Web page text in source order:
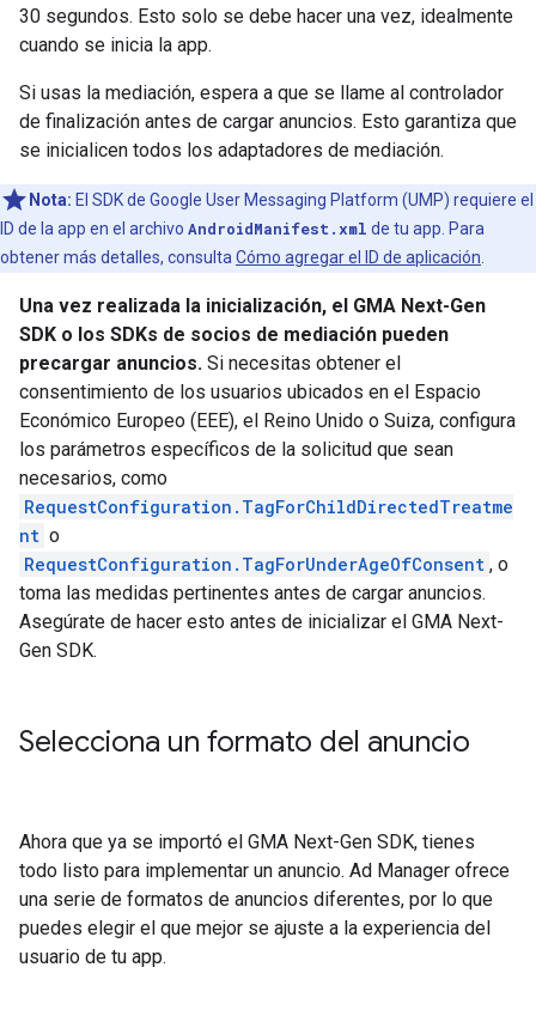
30 segundos. Esto solo se debe hacer una vez, idealmente
cuando se inicia la app.
Si usas la mediación, espera a que se llame al controlador
de finalización antes de cargar anuncios. Esto garantiza que
se inicialicen todos los adaptadores de mediación.
Nota: El SDK de Google User Messaging Platform (UMP) requiere el
ID de la app en el archivo AndroidManifest.xml de tu app. Para
obtener más detalles, consulta Cómo agregar el ID de aplicación
Una vez realizada la inicialización, el GMA Next-Gen
SDK o los SDKs de socios de mediación pueden
precargar anuncios. Si necesitas obtener el
consentimiento de los usuarios ubicados en el Espacio
Económico Europeo (EEE), el Reino Unido o Suiza, configura
los parámetros específicos de la solicitud que sean
necesarios, como
RequestConfiguration.TagForChildDirectedTreatme
nt o
RequestConfiguration.TagForUnderAgeOfConsent , o
toma las medidas pertinentes antes de cargar anuncios.
Asegúrate de hacer esto antes de inicializar el GMA Next-
Gen SDK.
Selecciona un formato del anuncio
Ahora que ya se importó el GMA Next-Gen SDK, tienes
todo listo para implementar un anuncio. Ad Manager ofrece
una serie de formatos de anuncios diferentes, por lo que
puedes elegir el que mejor se ajuste a la experiencia del
usuario de tu app.